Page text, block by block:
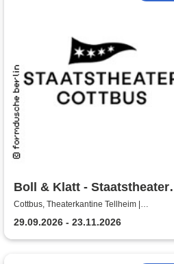
Boll & Klatt - Staatstheater
Cottbus
Cottbus, Theaterkantine Tellheim |
Staatstheater Cottbus
29.09.2026 - 23.11.2026